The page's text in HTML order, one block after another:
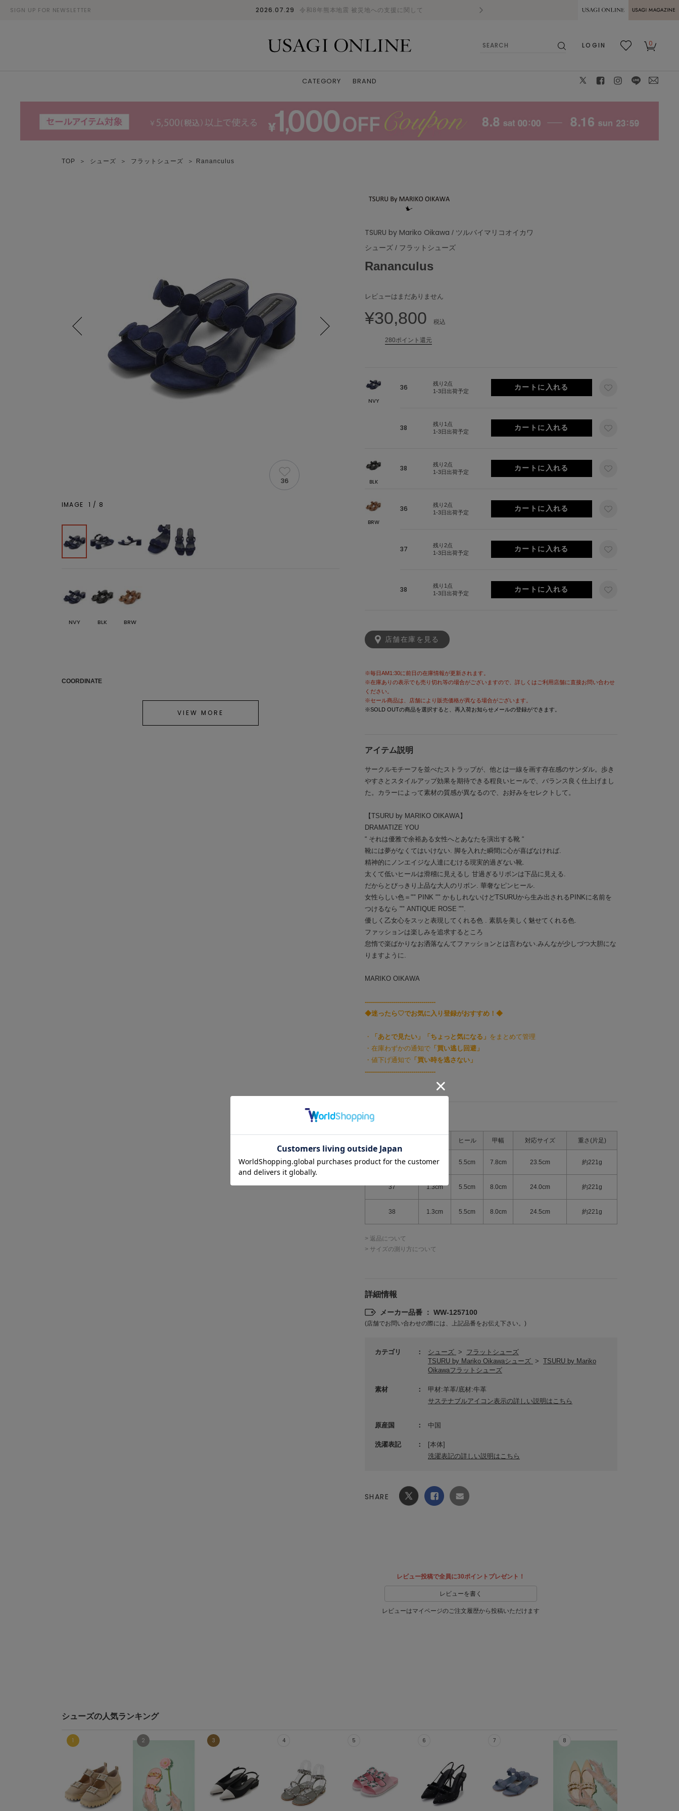
SIGN UP FOR NEWSLETTER 2026.07.29 令和8年熊本地震 被災地への支援に関して 熊本県熊本地方を震源とする地震の影響に
MAGAZINE
LOGIN
0
CATEGORY BRAND
TOP ＞ シューズ ＞ フラットシューズ ＞ Rananculus
TSURU by Mariko Oikawa / ツルバイマリコオイカワ
シューズ / フラットシューズ
Rananculus
レビューはまだありません
¥30,800 税込
280ポイント還元
NVY
36
残り2点
1-3日出荷予定
38
残り1点
1-3日出荷予定
BLK
38
残り2点
1-3日出荷予定
BRW
36
残り2点
1-3日出荷予定
37
残り2点
1-3日出荷予定
38
残り1点
1-3日出荷予定
店舗在庫を見る
※毎日AM1:30に前日の在庫情報が更新されます。
※在庫ありの表示でも売り切れ等の場合がございますので、詳しくはご利用店舗に直接お問い合わせ
ください。
※セール商品は、店舗により販売価格が異なる場合がございます。
※SOLD OUTの商品を選択すると、再入荷お知らせメールの登録ができます。
アイテム説明
サークルモチーフを並べたストラップが、他とは一線を画す存在感のサンダル。歩き
やすさとスタイルアップ効果を期待できる程良いヒールで、バランス良く仕上げまし
た。カラーによって素材の質感が異なるので、お好みをセレクトして。
【TSURU by MARIKO OIKAWA】
DRAMATIZE YOU
“ それは優雅で余裕ある女性へとあなたを演出する靴 “
靴には夢がなくてはいけない. 脚を入れた瞬間に心が喜ばなければ.
精神的にノンエイジな人達にむける現実的過ぎない靴.
太くて低いヒールは滑稽に見えるし 甘過ぎるリボンは下品に見える.
だからとびっきり上品な大人のリボン. 華奢なピンヒール.
女性らしい色＝"" PINK "" かもしれないけどTSURUから生み出されるPINKに名前を
つけるなら "" ANTIQUE ROSE "".
優しく乙女心をスッと表現してくれる色 . 素肌を美しく魅せてくれる色.
ファッションは楽しみを追求するところ
怠惰で楽ばかりなお洒落なんてファッションとは言わない.みんなが少しづつ大胆にな
りますように.
MARIKO OIKAWA
-----------------------------------
◆迷ったら♡でお気に入り登録がおすすめ！◆
・ 「あとで見たい」「ちょっと気になる」 をまとめて管理
・在庫わずかの通知で 「買い逃し回避」
・値下げ通知で 「買い時を逃さない」
-----------------------------------
アイテムサイズ
ヒール 甲幅 対応サイズ 重さ(片足)
36 1.3cm 5.5cm 7.8cm 23.5cm 約221g
37 1.3cm 5.5cm 8.0cm 24.0cm 約221g
38 1.3cm 5.5cm 8.0cm 24.5cm 約221g
> 返品について
> サイズの測り方について
詳細情報
メーカー品番 ： WW-1257100
(店舗でお問い合わせの際には、上記品番をお伝え下さい。)
カテゴリ シューズ >
フラットシューズ
TSURU by Mariko Oikawaシューズ > TSURU by Mariko
Oikawaフラットシューズ
素材
甲材:羊革/底材:牛革
サステナブルアイコン表示の詳しい説明はこちら
原産国 中国
洗濯表記
[本体]
洗濯表記の詳しい説明はこちら
SHARE
36
IMAGE 1 / 8
NVY BLK BRW
COORDINATE
VIEW MORE
レビュー投稿で全員に30ポイントプレゼント！
レビューを書く
レビューはマイページのご注文履歴から投稿いただけます
シューズの人気ランキング